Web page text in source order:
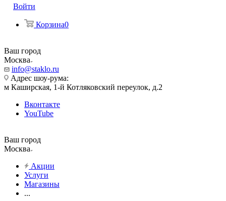
Войти
Корзина0
Ваш город
Москва
info@staklo.ru
Адрес шоу-рума:
м Каширская, 1-й Котляковский переулок, д.2
Вконтакте
YouTube
Ваш город
Москва
Акции
Услуги
Магазины
...